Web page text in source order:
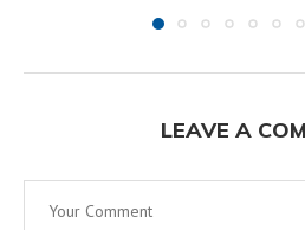
LEAVE A